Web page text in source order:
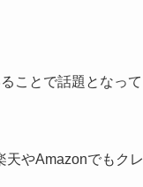
ことで話題となって
天やAmazonでもクレ